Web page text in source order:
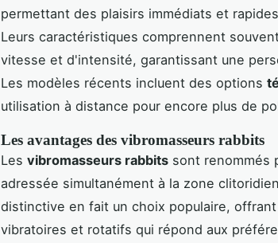
permettant des plaisirs immédiats et
Leurs caractéristiques comprennent
vitesse et d'intensité, garantissant une
Les modèles récents incluent des options
utilisation à distance pour encore plus de
Les avantages des vibromasseurs rabbits
Les vibromasseurs rabbits sont renommés
adressée simultanément à la zone
distinctive en fait un choix populaire,
vibratoires et rotatifs qui répond aux